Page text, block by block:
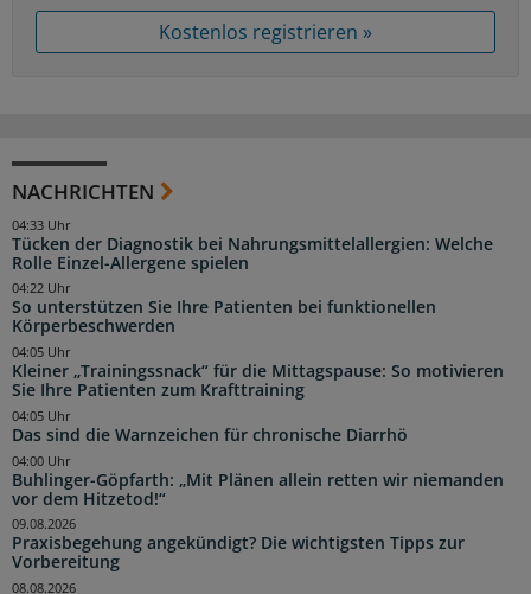
Kostenlos registrieren »
NACHRICHTEN
Tücken der Diagnostik bei Nahrungsmittelallergien: Welche
Rolle Einzel-Allergene spielen
04:33 Uhr
So unterstützen Sie Ihre Patienten bei funktionellen
Körperbeschwerden
04:22 Uhr
Kleiner „Trainingssnack“ für die Mittagspause: So motivieren
Sie Ihre Patienten zum Krafttraining
04:05 Uhr
Das sind die Warnzeichen für chronische Diarrhö
04:05 Uhr
Buhlinger-Göpfarth: „Mit Plänen allein retten wir niemanden
vor dem Hitzetod!“
04:00 Uhr
Praxisbegehung angekündigt? Die wichtigsten Tipps zur
Vorbereitung
09.08.2026
08.08.2026